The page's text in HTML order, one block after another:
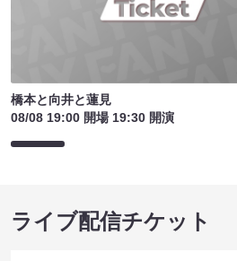
橋本と向井と蓮見
08/08 19:00 開場 19:30 開演
ライブ配信チケット